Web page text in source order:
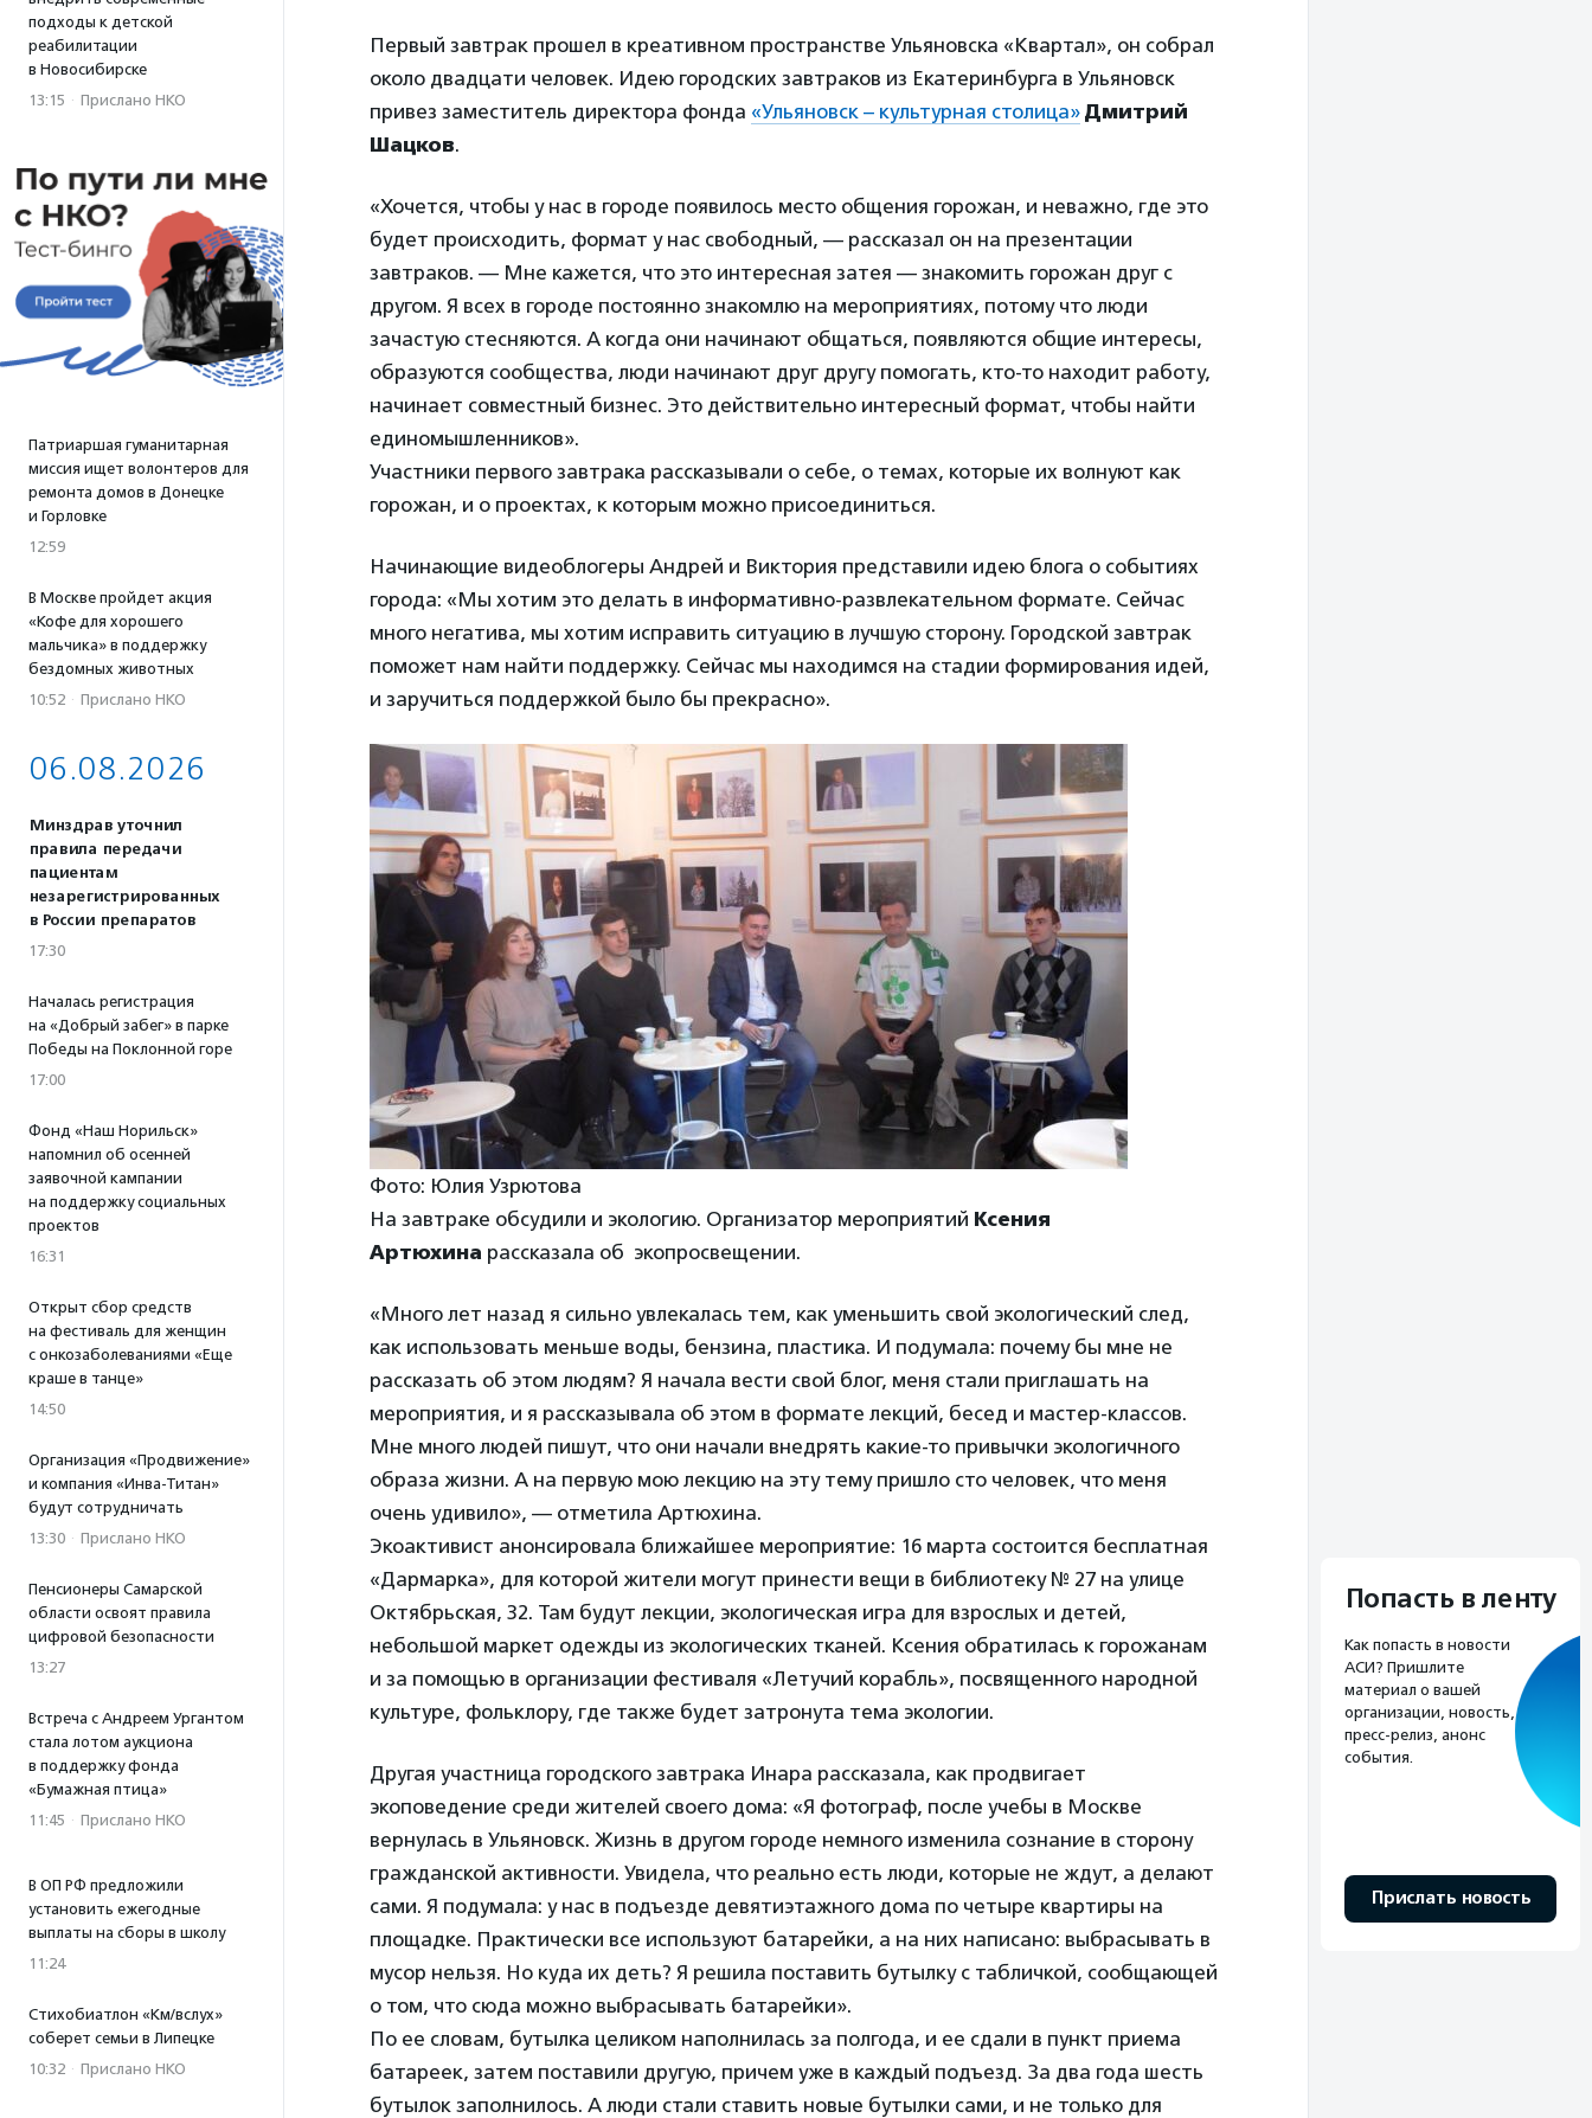
подходы к детской
реабилитации
в Новосибирске
13:15 · Прислано НКО
Патриаршая гуманитарная
миссия ищет волонтеров для
ремонта домов в Донецке
и Горловке
12:59
В Москве пройдет акция
«Кофе для хорошего
мальчика» в поддержку
бездомных животных
10:52 · Прислано НКО
06.08.2026
Минздрав уточнил
правила передачи
пациентам
незарегистрированных
в России препаратов
17:30
Началась регистрация
на «Добрый забег» в парке
Победы на Поклонной горе
17:00
Фонд «Наш Норильск»
напомнил об осенней
заявочной кампании
на поддержку социальных
проектов
16:31
Открыт сбор средств
на фестиваль для женщин
с онкозаболеваниями «Еще
краше в танце»
14:50
Организация «Продвижение»
и компания «Инва-Титан»
будут сотрудничать
13:30 · Прислано НКО
Пенсионеры Самарской
области освоят правила
цифровой безопасности
13:27
Встреча с Андреем Ургантом
стала лотом аукциона
в поддержку фонда
«Бумажная птица»
11:45 · Прислано НКО
В ОП РФ предложили
установить ежегодные
выплаты на сборы в школу
11:24
Стихобиатлон «Км/вслух»
соберет семьи в Липецке
10:32 · Прислано НКО
Первый завтрак прошел в креативном пространстве Ульяновска «Квартал», он собрал
около двадцати человек. Идею городских завтраков из Екатеринбурга в Ульяновск
привез заместитель директора фонда «Ульяновск – культурная столица» Дмитрий
Шацков.
«Хочется, чтобы у нас в городе появилось место общения горожан, и неважно, где это
будет происходить, формат у нас свободный, — рассказал он на презентации
завтраков. — Мне кажется, что это интересная затея — знакомить горожан друг с
другом. Я всех в городе постоянно знакомлю на мероприятиях, потому что люди
зачастую стесняются. А когда они начинают общаться, появляются общие интересы,
образуются сообщества, люди начинают друг другу помогать, кто-то находит работу,
начинает совместный бизнес. Это действительно интересный формат, чтобы найти
единомышленников».
Участники первого завтрака рассказывали о себе, о темах, которые их волнуют как
горожан, и о проектах, к которым можно присоединиться.
Начинающие видеоблогеры Андрей и Виктория представили идею блога о событиях
города: «Мы хотим это делать в информативно-развлекательном формате. Сейчас
много негатива, мы хотим исправить ситуацию в лучшую сторону. Городской завтрак
поможет нам найти поддержку. Сейчас мы находимся на стадии формирования идей,
и заручиться поддержкой было бы прекрасно».
Фото: Юлия Узрютова
На завтраке обсудили и экологию. Организатор мероприятий Ксения
Артюхина рассказала об экопросвещении.
«Много лет назад я сильно увлекалась тем, как уменьшить свой экологический след,
как использовать меньше воды, бензина, пластика. И подумала: почему бы мне не
рассказать об этом людям? Я начала вести свой блог, меня стали приглашать на
мероприятия, и я рассказывала об этом в формате лекций, бесед и мастер-классов.
Мне много людей пишут, что они начали внедрять какие-то привычки экологичного
образа жизни. А на первую мою лекцию на эту тему пришло сто человек, что меня
очень удивило», — отметила Артюхина.
Экоактивист анонсировала ближайшее мероприятие: 16 марта состоится бесплатная
«Дармарка», для которой жители могут принести вещи в библиотеку № 27 на улице
Октябрьская, 32. Там будут лекции, экологическая игра для взрослых и детей,
небольшой маркет одежды из экологических тканей. Ксения обратилась к горожанам
и за помощью в организации фестиваля «Летучий корабль», посвященного народной
культуре, фольклору, где также будет затронута тема экологии.
Другая участница городского завтрака Инара рассказала, как продвигает
экоповедение среди жителей своего дома: «Я фотограф, после учебы в Москве
вернулась в Ульяновск. Жизнь в другом городе немного изменила сознание в сторону
гражданской активности. Увидела, что реально есть люди, которые не ждут, а делают
сами. Я подумала: у нас в подъезде девятиэтажного дома по четыре квартиры на
площадке. Практически все используют батарейки, а на них написано: выбрасывать в
мусор нельзя. Но куда их деть? Я решила поставить бутылку с табличкой, сообщающей
о том, что сюда можно выбрасывать батарейки».
По ее словам, бутылка целиком наполнилась за полгода, и ее сдали в пункт приема
батареек, затем поставили другую, причем уже в каждый подъезд. За два года шесть
бутылок заполнилось. А люди стали ставить новые бутылки сами, и не только для
Попасть в ленту
Как попасть в новости
АСИ? Пришлите
материал о вашей
организации, новость,
пресс-релиз, анонс
события.
Прислать новость